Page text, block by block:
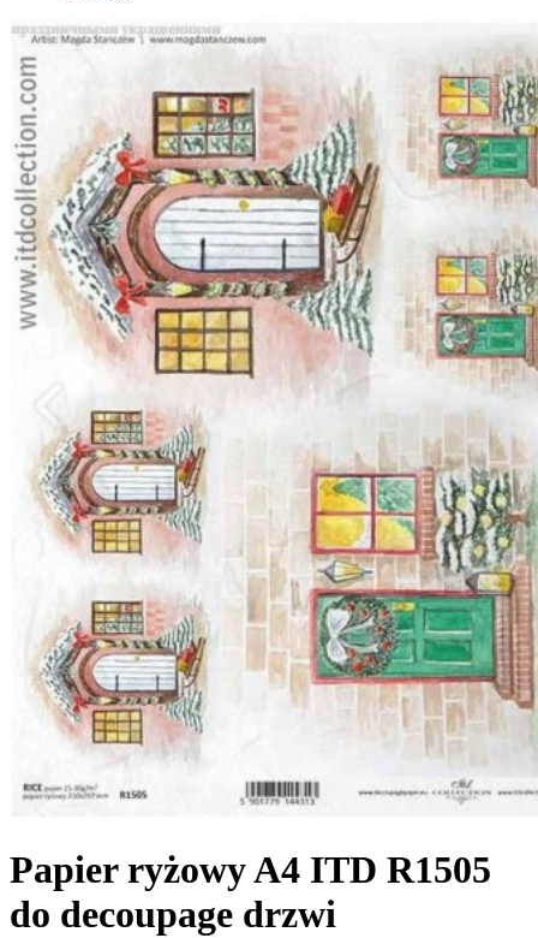
Papier ryżowy A4 ITD R1505
do decoupage drzwi